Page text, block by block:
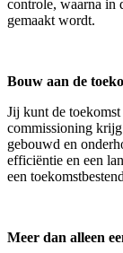
controle, waarna in
gemaakt wordt.
Bouw aan de
Jij kunt de
commissioning
gebouwd en
efficiëntie en een
een
Meer dan alleen